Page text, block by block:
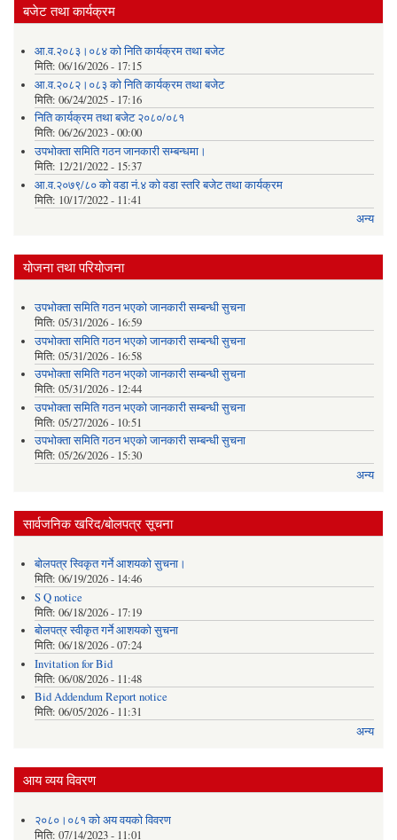
बजेट तथा कार्यक्रम
आ.व.२०८३।०८४ को निति कार्यक्रम तथा बजेट
मिति: 06/16/2026 - 17:15
आ.व.२०८२।०८३ को निति कार्यक्रम तथा बजेट
मिति: 06/24/2025 - 17:16
निति कार्यक्रम तथा बजेट २०८०/०८१
मिति: 06/26/2023 - 00:00
उपभोक्ता समिति गठन जानकारी सम्बन्धमा।
मिति: 12/21/2022 - 15:37
आ.व.२०७९/८० को वडा नं.४ को वडा स्तरि बजेट तथा कार्यक्रम
मिति: 10/17/2022 - 11:41
अन्य
योजना तथा परियोजना
उपभोक्ता समिति गठन भएको जानकारी सम्बन्धी सुचना
मिति: 05/31/2026 - 16:59
उपभोक्ता समिति गठन भएको जानकारी सम्बन्धी सुचना
मिति: 05/31/2026 - 16:58
उपभोक्ता समिति गठन भएको जानकारी सम्बन्धी सुचना
मिति: 05/31/2026 - 12:44
उपभोक्ता समिति गठन भएको जानकारी सम्बन्धी सुचना
मिति: 05/27/2026 - 10:51
उपभोक्ता समिति गठन भएको जानकारी सम्बन्धी सुचना
मिति: 05/26/2026 - 15:30
अन्य
सार्वजनिक खरिद/बोलपत्र सूचना
बोलपत्र स्विकृत गर्ने आशयको सुचना।
मिति: 06/19/2026 - 14:46
S Q notice
मिति: 06/18/2026 - 17:19
बोलपत्र स्वीकृत गर्ने आशयको सुचना
मिति: 06/18/2026 - 07:24
Invitation for Bid
मिति: 06/08/2026 - 11:48
Bid Addendum Report notice
मिति: 06/05/2026 - 11:31
अन्य
आय व्यय विवरण
२०८०।०८१ को अय वयको विवरण
मिति: 07/14/2023 - 11:01